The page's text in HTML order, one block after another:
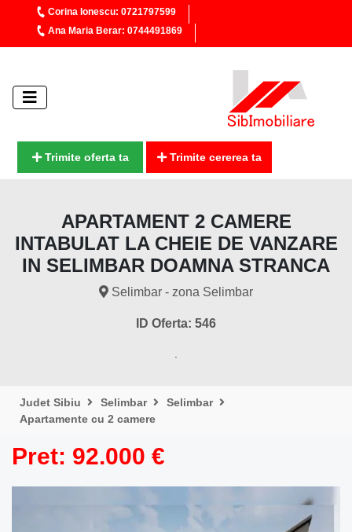
Corina Ionescu: 0721797599
Ana Maria Berar: 0744491869
Trimite oferta ta Trimite cererea ta
APARTAMENT 2 CAMERE
INTABULAT LA CHEIE DE VANZARE
IN SELIMBAR DOAMNA STRANCA
Selimbar - zona Selimbar
ID Oferta: 546
Judet Sibiu Selimbar
Selimbar
Apartamente cu 2 camere
Pret: 92.000 €